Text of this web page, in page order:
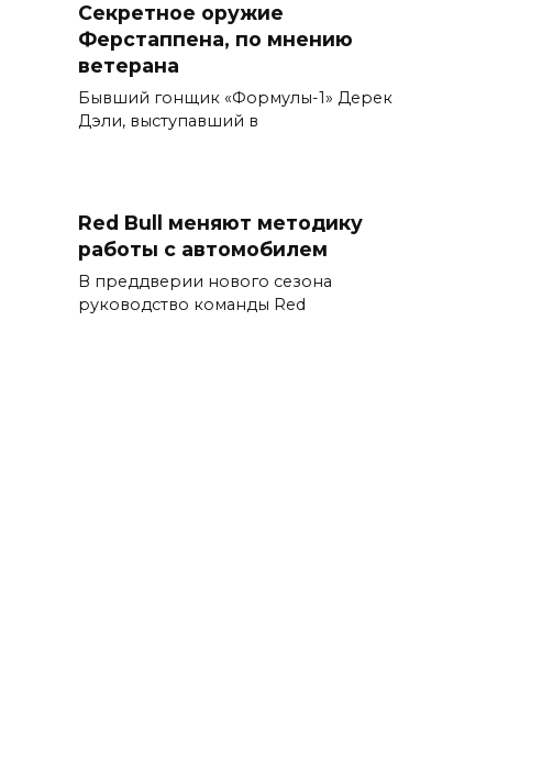
Секретное оружие
Ферстаппена, по мнению
ветерана
Бывший гонщик «Формулы-1» Дерек
Дэли, выступавший в
Red Bull меняют методику
работы с автомобилем
В преддверии нового сезона
руководство команды Red